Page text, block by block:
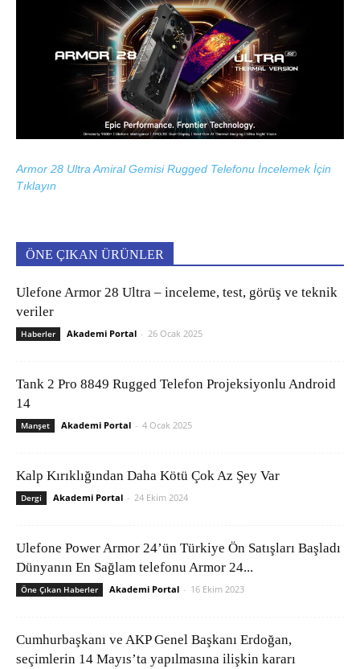
Armor 28 Ultra Amiral Gemisi Rugged Telefonu İncelemek İçin
Tıklayın
ÖNE ÇIKAN ÜRÜNLER
Ulefone Armor 28 Ultra – inceleme, test, görüş ve teknik
veriler
Haberler Akademi Portal - 26 Ocak 2025
Tank 2 Pro 8849 Rugged Telefon Projeksiyonlu Android
14
Manşet Akademi Portal - 4 Ocak 2025
Kalp Kırıklığından Daha Kötü Çok Az Şey Var
Dergi Akademi Portal - 24 Ekim 2024
Ulefone Power Armor 24’ün Türkiye Ön Satışları Başladı
Dünyanın En Sağlam telefonu Armor 24...
Öne Çıkan Haberler Akademi Portal - 16 Ekim 2023
Cumhurbaşkanı ve AKP Genel Başkanı Erdoğan,
seçimlerin 14 Mayıs’ta yapılmasına ilişkin kararı